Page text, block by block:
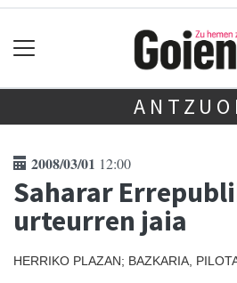
2008/03/01 12:00
Saharar
urteurren jaia
HERRIKO PLAZAN; BAZKARIA,